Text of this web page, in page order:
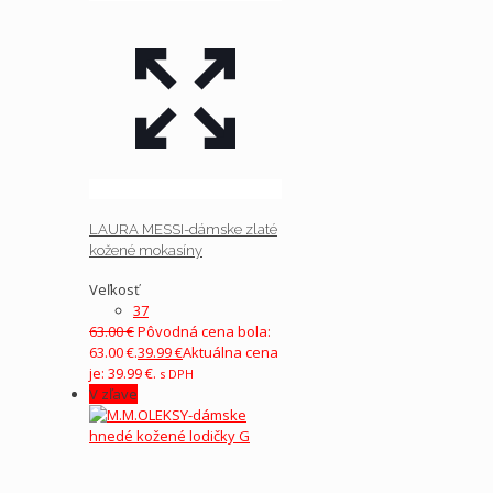
LAURA MESSI-dámske zlaté
kožené mokasíny
Veľkosť
37
63.00€Pôvodná cena bola:
63.00 €.39.99€Aktuálna cena
je: 39.99 €. s DPH
V zľave